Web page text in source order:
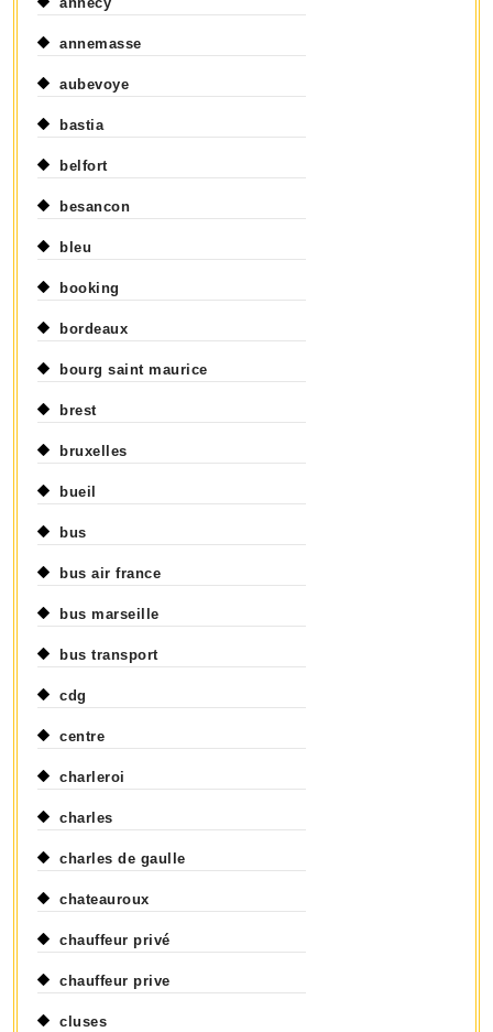
annemasse
aubevoye
bastia
belfort
besancon
bleu
booking
bordeaux
bourg saint maurice
brest
bruxelles
bueil
bus
bus air france
bus marseille
bus transport
cdg
centre
charleroi
charles
charles de gaulle
chateauroux
chauffeur privé
chauffeur prive
cluses